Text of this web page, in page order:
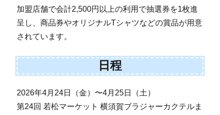
加盟店舗で会計2,500円以上の利用で抽選券を1枚進
呈し、商品券やオリジナルTシャツなどの賞品が用意
されています。
日程
2026年4月24日（金）〜4月25日（土）
第24回 若松マーケット 横須賀ブラジャーカクテルま